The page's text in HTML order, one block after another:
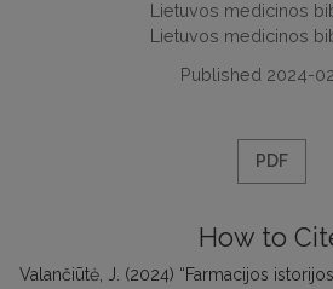
Lietuvos medicinos
Lietuvos medicinos
Published 2024-
PDF
How to
Valančiūtė, J. (2024) “Farmacijos